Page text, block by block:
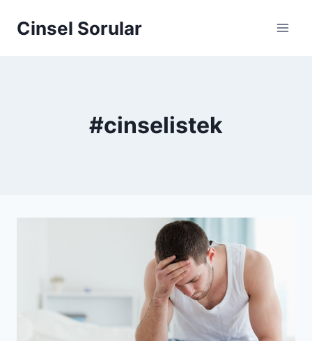
Cinsel Sorular
#cinselistek